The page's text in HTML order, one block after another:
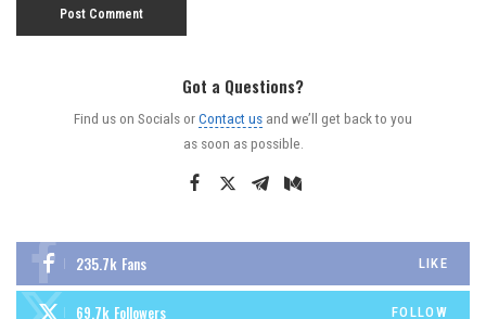
Got a Questions?
Find us on Socials orContact us and we’ll get back to you
as soon as possible.
235.7k Fans LIKE
69.7k Followers FOLLOW